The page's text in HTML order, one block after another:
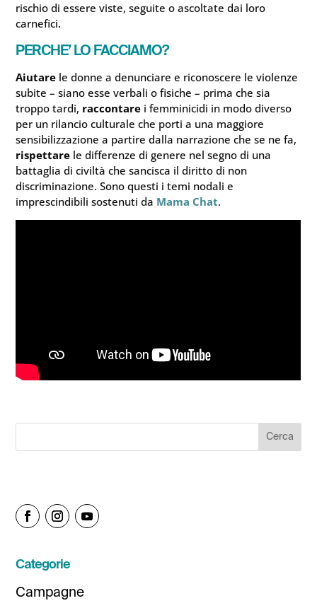
rischio di essere viste, seguite o ascoltate dai loro
carnefici.
PERCHE’ LO FACCIAMO?
Aiutare le donne a denunciare e riconoscere le violenze
subite – siano esse verbali o fisiche – prima che sia
troppo tardi, raccontare i femminicidi in modo diverso
per un rilancio culturale che porti a una maggiore
sensibilizzazione a partire dalla narrazione che se ne fa,
rispettare le differenze di genere nel segno di una
battaglia di civiltà che sancisca il diritto di non
discriminazione. Sono questi i temi nodali e
imprescindibili sostenuti da Mama Chat.
Categorie
Campagne